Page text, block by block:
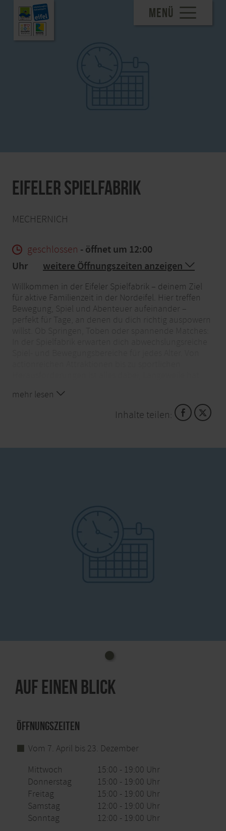
MENÜ
Eifeler Spielfabrik
MECHERNICH
geschlossen - öffnet um 12:00
Uhr
weitere Öffnungszeiten anzeigen
Willkommen in der Eifeler Spielfabrik – deinem Ziel
für aktive Familienzeit in der Nordeifel. Hier treffen
Bewegung, Spiel und Abenteuer aufeinander –
perfekt für Tage, an denen du dich richtig auspowern
Die Eifeler Spielfabrik ist wie gemacht für
mehr lesen
Inhalte teilen:
Auf einen Blick
Öffnungszeiten
Vom 7. April bis 23. Dezember
Mittwoch
15:00 - 19:00 Uhr
Donnerstag
15:00 - 19:00 Uhr
Freitag
15:00 - 19:00 Uhr
Samstag
12:00 - 19:00 Uhr
Sonntag
12:00 - 19:00 Uhr